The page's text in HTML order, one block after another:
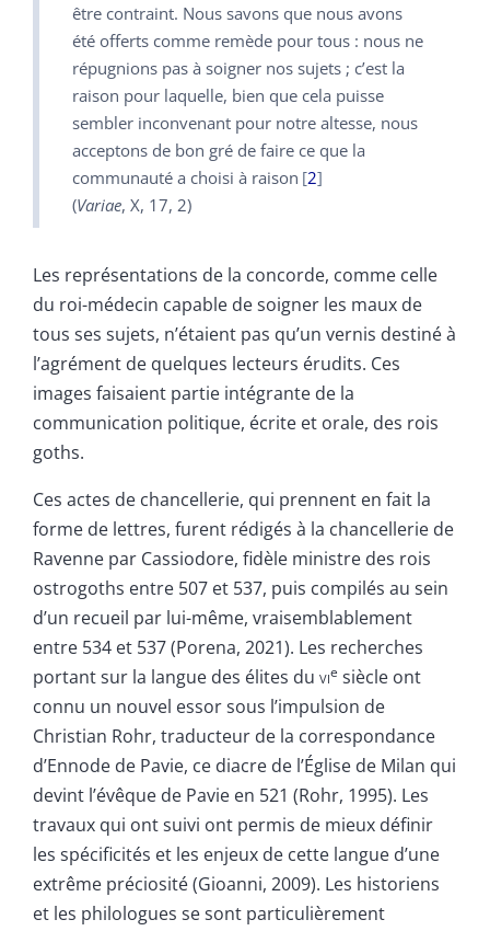
être contraint. Nous savons que nous avons
été offerts comme remède pour tous : nous ne
répugnions pas à soigner nos sujets ; c’est la
raison pour laquelle, bien que cela puisse
sembler inconvenant pour notre altesse, nous
acceptons de bon gré de faire ce que la
communauté a choisi à raison 2
(Variae, X, 17, 2)
Les représentations de la concorde, comme celle
du roi-médecin capable de soigner les maux de
tous ses sujets, n’étaient pas qu’un vernis destiné à
l’agrément de quelques lecteurs érudits. Ces
images faisaient partie intégrante de la
communication politique, écrite et orale, des rois
goths.
Ces actes de chancellerie, qui prennent en fait la
forme de lettres, furent rédigés à la chancellerie de
Ravenne par Cassiodore, fidèle ministre des rois
ostrogoths entre 507 et 537, puis compilés au sein
d’un recueil par lui-même, vraisemblablement
entre 534 et 537 (Porena, 2021). Les recherches
portant sur la langue des élites du vie siècle ont
connu un nouvel essor sous l’impulsion de
Christian Rohr, traducteur de la correspondance
d’Ennode de Pavie, ce diacre de l’Église de Milan qui
devint l’évêque de Pavie en 521 (Rohr, 1995). Les
travaux qui ont suivi ont permis de mieux définir
les spécificités et les enjeux de cette langue d’une
extrême préciosité (Gioanni, 2009). Les historiens
et les philologues se sont particulièrement